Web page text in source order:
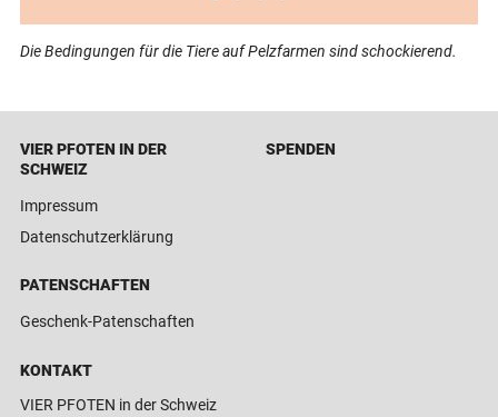
Die Bedingungen für die Tiere auf Pelzfarmen sind schockierend.
VIER PFOTEN IN DER
SCHWEIZ
Impressum
Datenschutzerklärung
SPENDEN
PATENSCHAFTEN
Geschenk-Patenschaften
KONTAKT
VIER PFOTEN in der Schweiz